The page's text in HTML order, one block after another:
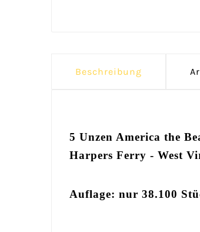
Beschreibung
5 Unzen America the
Harpers Ferry - West
Auflage: nur 38.100